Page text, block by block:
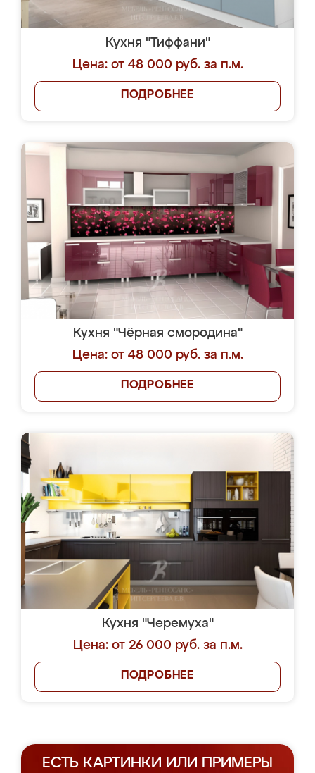
Кухня "Тиффани"
Цена: от 48 000 руб. за п.м.
ПОДРОБНЕЕ
Кухня "Чёрная смородина"
Цена: от 48 000 руб. за п.м.
ПОДРОБНЕЕ
Кухня "Черемуха"
Цена: от 26 000 руб. за п.м.
ПОДРОБНЕЕ
ЕСТЬ КАРТИНКИ ИЛИ ПРИМЕРЫ